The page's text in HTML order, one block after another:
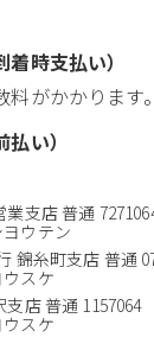
時支払い）
がかかります。
い）
支店 普通
ウテン
錦糸町支店 普通
スケ
店 普通 1157064
スケ